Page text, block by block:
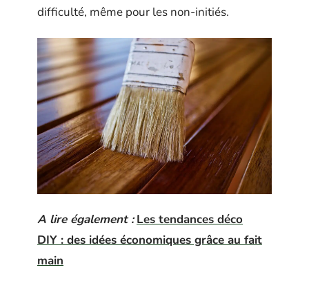
difficulté, même pour les non-initiés.
A lire également : Les tendances déco
DIY : des idées économiques grâce au fait
main